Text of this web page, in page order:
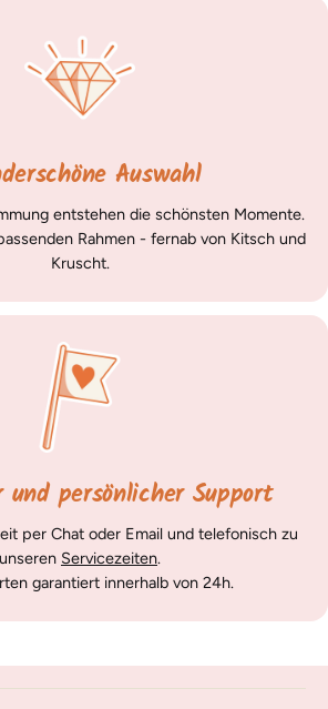
Auswahl
entstehen die schönsten Momente.
Rahmen - fernab von Kitsch und
Kruscht.
und persönlicher Support
per Chat oder Email und telefonisch zu
unseren Servicezeiten.
garantiert innerhalb von 24h.